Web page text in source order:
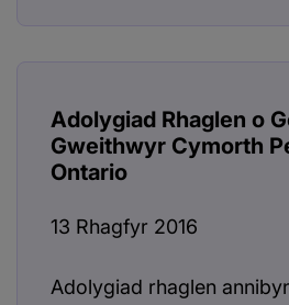
Adolygiad Rhaglen o
Gweithwyr Cymorth
Ontario
13 Rhagfyr 2016
Adolygiad rhaglen